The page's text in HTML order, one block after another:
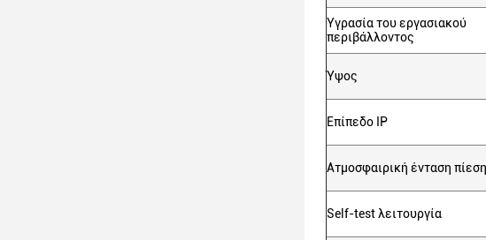
Υγρασία του εργασιακού
περιβάλλοντος
Ύψος
Επίπεδο IP
Ατμοσφαιρική ένταση
Self-test λειτουργία